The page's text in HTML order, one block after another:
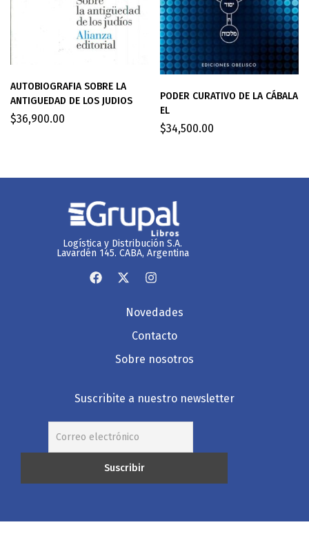
AUTOBIOGRAFIA SOBRE LA
ANTIGUEDAD DE LOS JUDIOS
$36,900.00
PODER CURATIVO DE LA CÁBALA
EL
$34,500.00
Logística y Distribución S.A.
Lavardén 145. CABA, Argentina
Novedades
Contacto
Sobre nosotros
Suscribite a nuestro newsletter